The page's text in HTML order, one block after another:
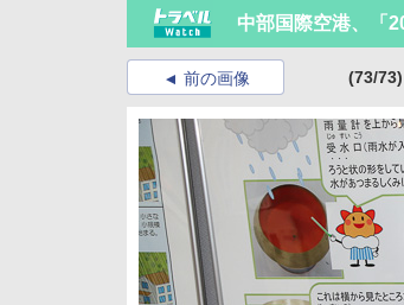
中部国際空港、「
前の画像 (73/73)